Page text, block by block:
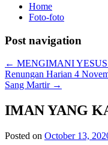
Home
Foto-foto
Post navigation
← MENGIMANI
Renungan Harian 4
Sang Martir →
IMAN YANG
Posted on October 13,